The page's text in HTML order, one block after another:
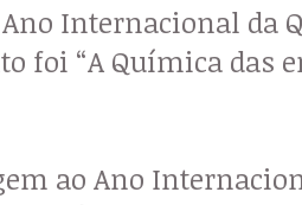
Internacional da
foi “A Química das
ao Ano